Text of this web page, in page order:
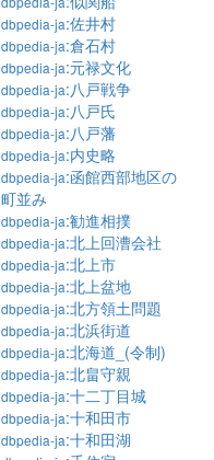
dbpedia-ja:佐井村
dbpedia-ja:倉石村
dbpedia-ja:元禄文化
dbpedia-ja:八戸戦争
dbpedia-ja:八戸氏
dbpedia-ja:八戸藩
dbpedia-ja:内史略
dbpedia-ja:函館西部地区の
町並み
dbpedia-ja:勧進相撲
dbpedia-ja:北上回漕会社
dbpedia-ja:北上市
dbpedia-ja:北上盆地
dbpedia-ja:北方領土問題
dbpedia-ja:北浜街道
dbpedia-ja:北海道_(令制)
dbpedia-ja:北畠守親
dbpedia-ja:十二丁目城
dbpedia-ja:十和田市
dbpedia-ja:十和田湖